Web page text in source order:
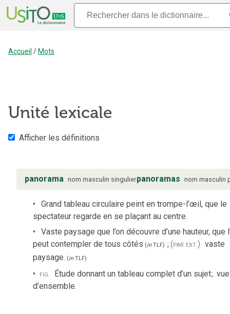
Accueil / Mots
Unité lexicale
Afficher les définitions
panorama nom masculin singulierpanoramas nom masculin
Grand tableau circulaire peint en trompe-l’œil, que le
spectateur regarde en se plaçant au centre.
Vaste paysage que l’on découvre d’une hauteur, que
peut contempler de tous côtés (inTLF) ;(par ext.) vaste
paysage. (inTLF)
fig. Étude donnant un tableau complet d’un sujet; vue
d’ensemble.